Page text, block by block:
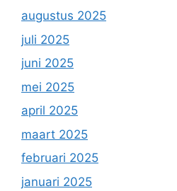
augustus 2025
juli 2025
juni 2025
mei 2025
april 2025
maart 2025
februari 2025
januari 2025